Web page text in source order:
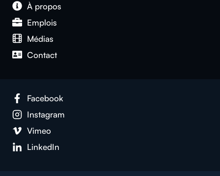
À propos
Emplois
Médias
Contact
Facebook
Instagram
Vimeo
LinkedIn